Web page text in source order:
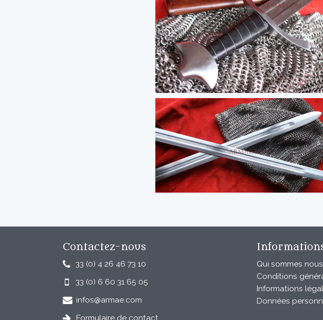
Contactez-nous
33 (0) 4 26 46 73 10
33 (0) 6 60 31 65 05
infos@armae.com
Formulaire de contact
Qui sommes nous
Conditions
Informations
Données